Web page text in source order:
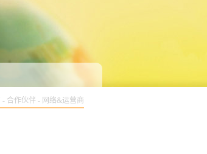
- 合作伙伴 - 网络&运营商